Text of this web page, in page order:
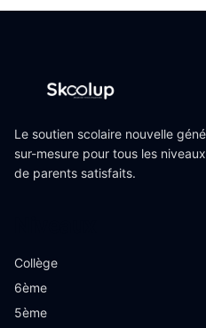
Le soutien scolaire nouvelle
sur-mesure pour tous les
de parents satisfaits.
Collège
6ème
5ème